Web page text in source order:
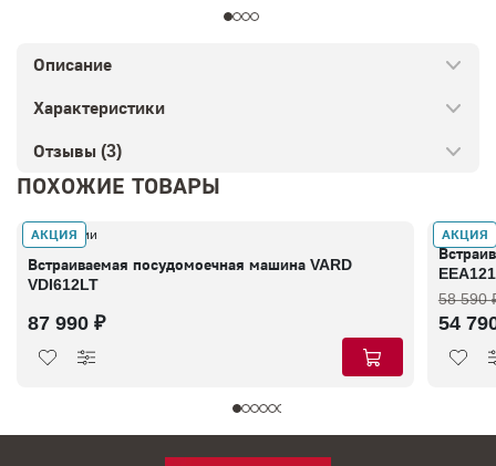
Описание
Характеристики
Отзывы (3)
ПОХОЖИЕ ТОВАРЫ
АКЦИЯ
В наличии
Встраиваемая посудомоечная машина VARD
VDI612LT
87 990 ₽
АКЦИЯ
В
58 590
54